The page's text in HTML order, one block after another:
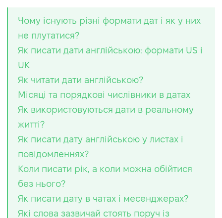
Чому існують різні формати дат і як у них
не плутатися?
Як писати дати англійською: формати US і
UK
Як читати дати англійською?
Місяці та порядкові числівники в датах
Як використовуються дати в реальному
житті?
Як писати дату англійською у листах і
повідомленнях?
Коли писати рік, а коли можна обійтися
без нього?
Як писати дату в чатах і месенджерах?
Які слова зазвичай стоять поруч із